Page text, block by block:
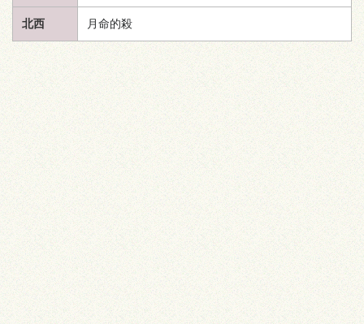
北西 月命的殺